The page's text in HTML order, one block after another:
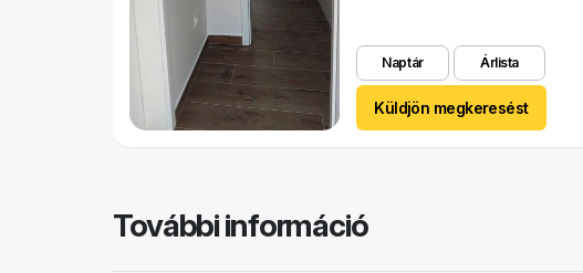
Naptár Árlista
Küldjön megkeresést
További információ